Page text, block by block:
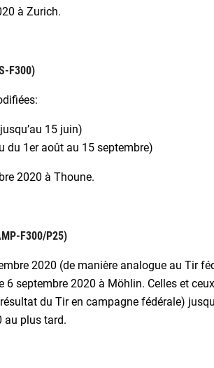
à Zurich.
F300)
15 juin)
du 1er août au 15 septembre)
2020 à Thoune.
F300/P25)
2020 (de manière analogue au Tir
septembre 2020 à Möhlin. Celles et
du Tir en campagne fédérale)
au plus tard.